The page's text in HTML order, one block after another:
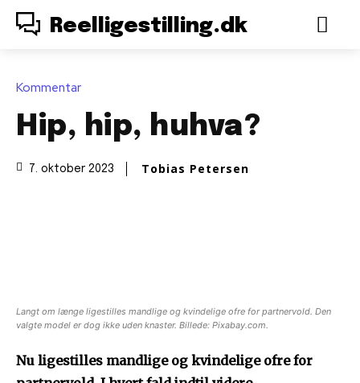
Reelligestilling.dk
Kommentar
Hip, hip, huhva?
7. oktober 2023 Tobias Petersen
Langt om længe ligestilles mandlige og kvindelige ofre for partnervold. Den
valgte model er dog ikke uden knaster. Billede: Pixabay.com.
Nu ligestilles mandlige og kvindelige ofre for